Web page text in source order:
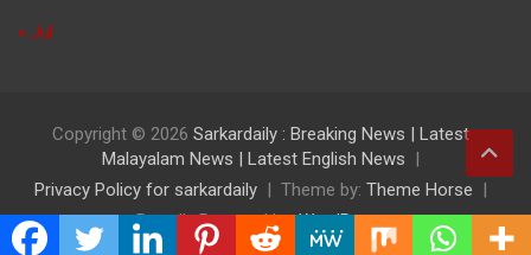
« Jul
Copyright © 2026 Sarkardaily : Breaking News | Latest
Malayalam News | Latest English News
Privacy Policy for sarkardaily
Theme by: Theme Horse
Proudly Powered by:WordPress